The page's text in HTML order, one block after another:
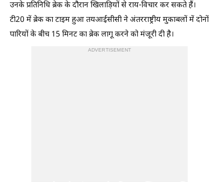
उनके प्रतिनिधि ब्रेक के दौरान खिलाड़ियों से राय-विचार कर सकते हैं।
टी20 में ब्रेक का टाइम हुआ तयआईसीसी ने अंतरराष्ट्रीय मुकाबलों में दोनों
पारियों के बीच 15 मिनट का ब्रेक लागू करने को मंजूरी दी है।
ADVERTISEMENT